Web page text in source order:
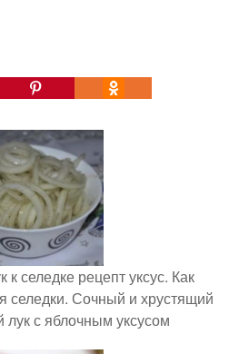
селедке рецепт уксус. Как
селедки. Сочный и хрустящий
с яблочным уксусом